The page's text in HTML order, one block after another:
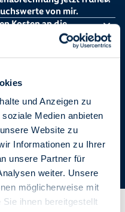
und Anzeigen zu
Medien anbieten
Website zu
Informationen zu Ihrer
unsere Partner für
weiter. Unsere
möglicherweise mit
ihnen bereitgestellt
von mir.
Kosten an die
Angaben zu meinem
zum angegebenen
kein Schreiben/keine
bzw. warum fehlt
obwohl ich im letzten
erhalten habe?
Sie meine Daten?